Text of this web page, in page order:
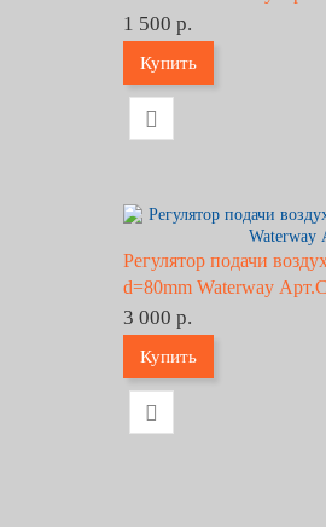
1 500 р.
Купить
Регулятор подачи
d=80mm Waterway
3 000 р.
Купить